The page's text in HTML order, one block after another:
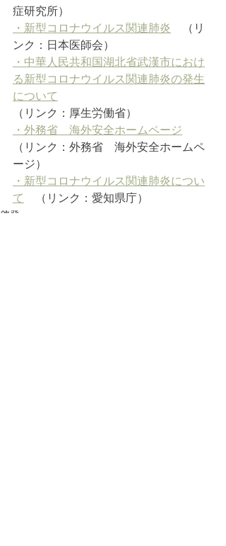
症研究所）
・新型コロナウイルス関連肺炎 （リ
ンク：日本医師会）
・中華人民共和国湖北省武漢市におけ
る新型コロナウイルス関連肺炎の発生
について
（リンク：厚生労働省）
・外務省　海外安全ホームページ
（リンク：外務省　海外安全ホームペ
ージ）
・新型コロナウイルス関連肺炎につい
て
（リンク：愛知県庁）
啓発